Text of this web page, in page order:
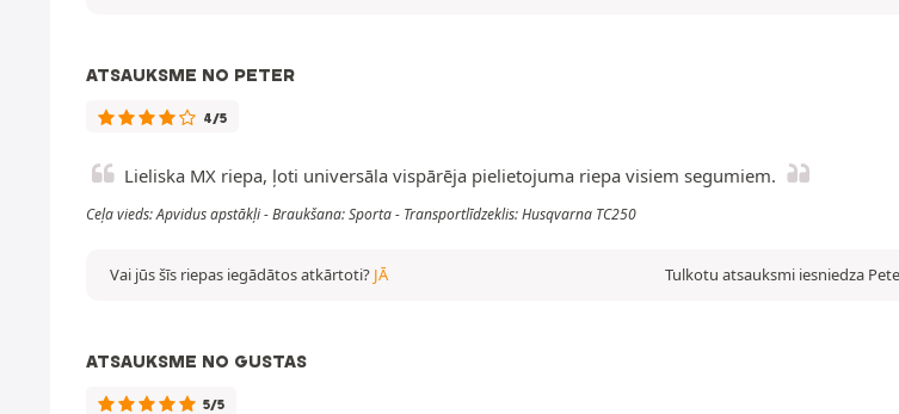
ATSAUKSME NO PETER
4/5
Lieliska MX riepa, ļoti universāla vispārēja pielietojuma riepa visiem segumiem.
Ceļa vieds: Apvidus apstākļi - Braukšana: Sporta - Transportlīdzeklis: Husqvarna TC250
Tulkotu atsauksmi iesniedza
Vai jūs šīs riepas iegādātos atkārtoti? JĀ
ATSAUKSME NO GUSTAS
5/5